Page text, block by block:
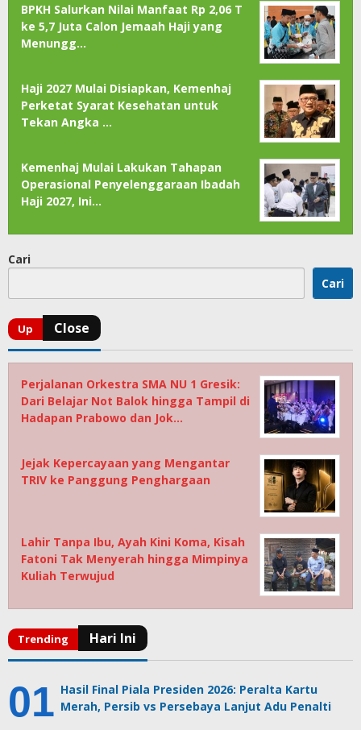
BPKH Salurkan Nilai Manfaat Rp 2,06 T
ke 5,7 Juta Calon Jemaah Haji yang
Menungg…
Haji 2027 Mulai Disiapkan, Kemenhaj
Perketat Syarat Kesehatan untuk
Tekan Angka …
Kemenhaj Mulai Lakukan Tahapan
Operasional Penyelenggaraan Ibadah
Haji 2027, Ini…
Cari
Cari
Perjalanan Orkestra SMA NU 1 Gresik:
Dari Belajar Not Balok hingga Tampil di
Hadapan Prabowo dan Jok…
Jejak Kepercayaan yang Mengantar
TRIV ke Panggung Penghargaan
Lahir Tanpa Ibu, Ayah Kini Koma, Kisah
Fatoni Tak Menyerah hingga Mimpinya
Kuliah Terwujud
Hasil Final Piala Presiden 2026: Peralta Kartu
Merah, Persib vs Persebaya Lanjut Adu Penalti